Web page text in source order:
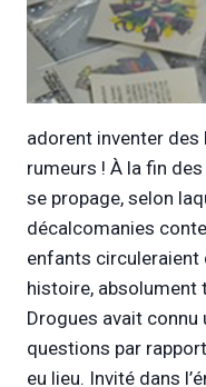
adorent inventer
rumeurs ! À la fin
se propage, selon
décalcomanies
enfants circuleraient
histoire, absolument
Drogues avait connu
questions par
eu lieu. Invité dans